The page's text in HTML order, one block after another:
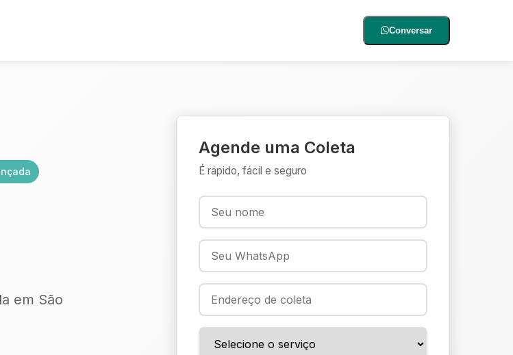
Conversar
em São
Agende uma Coleta
É rápido, fácil e seguro